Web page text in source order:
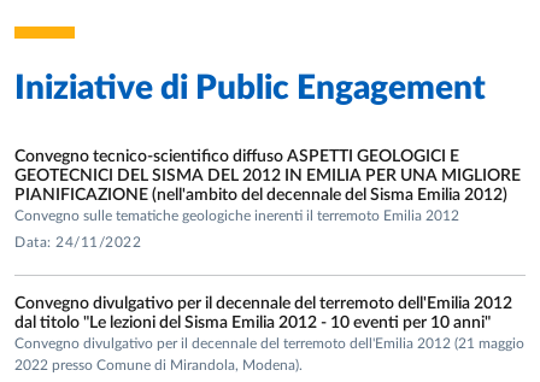
Group Meeting, Birmingham, UK).
2012: “Royal Society” fellowship funded by the “Accademia
Nazionale dei Lincei, Italy”: Coseismic slip in granular
experiments (6 months at Department of Earth Sciences,
Durham University, Durham, UK).
2016: Overworld 2016 fellowship to supervise 3 Italian
master students in NE Brazil (Rio do Peixe basin) in
collaboration with Universidade Federal do Rio Grande do
Norte (UFRN) and Universidade Federal de Campina Grande
(funding: Parma University).
Iniziative di Public Engagement
Convegno tecnico-scientifico diffuso ASPETTI GEOLOGICI E
GEOTECNICI DEL SISMA DEL 2012 IN EMILIA PER UNA MIGLIORE
PIANIFICAZIONE (nell'ambito del decennale del Sisma Emilia 2012)
Convegno sulle tematiche geologiche inerenti il terremoto Emilia 2012
Data: 24/11/2022
Convegno divulgativo per il decennale del terremoto dell'Emilia 2012
dal titolo "Le lezioni del Sisma Emilia 2012 - 10 eventi per 10 anni"
Convegno divulgativo per il decennale del terremoto dell'Emilia 2012 (21 maggio
2022 presso Comune di Mirandola, Modena).